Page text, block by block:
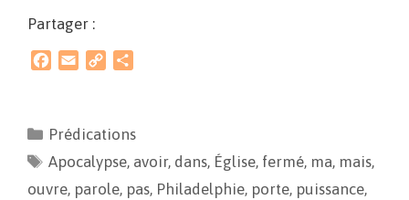
Partager :
b
o
l
L
i
n
a
g
Prédications
Apocalypse, avoir, dans, Église, fermé, ma, mais,
ouvre, parole, pas, Philadelphie, porte, puissance,